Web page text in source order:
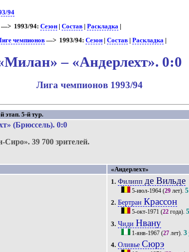
94
—> 1993/94:Сезон |Состав |Раскладка |
чемпионов —> 1993/94:Сезон |Состав |Раскладка |
– «Андерлехт». 0:0
Лига чемпионов 1993/94
этап. 5-й тур.
(Брюссель). 0:0
Сиро».39 700 зрителей.
«Андерлехт»
1. Филипп де Вильде
5-июл-1964 (29 лет).5
2. БертранКрассон
5-окт-1971 (22 года).5
3. Чиди Нвану
1-янв-1967 (27 лет).3
4. ОливьеСюрэ